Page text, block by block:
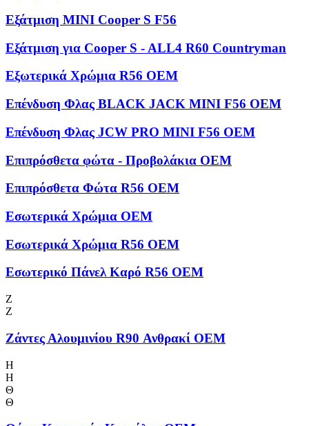
Εξάτμιση MINI Cooper S F56
Εξάτμιση για Cooper S - ALL4 R60 Countryman
Εξωτερικά Χρώμια R56 OEM
Επένδυση Φλας BLACK JACK MINI F56 OEM
Επένδυση Φλας JCW PRO MINI F56 OEM
Επιπρόσθετα φώτα - Προβολάκια OEM
Επιπρόσθετα Φώτα R56 OEM
Εσωτερικά Χρώμια OEM
Εσωτερικά Χρώμια R56 OEM
Εσωτερικό Πάνελ Καρό R56 OEM
Ζ
Ζ
Ζάντες Αλουμινίου R90 Ανθρακί OEM
Η
Η
Θ
Θ